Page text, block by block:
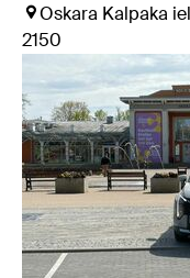
Oskara Kalpaka
2150